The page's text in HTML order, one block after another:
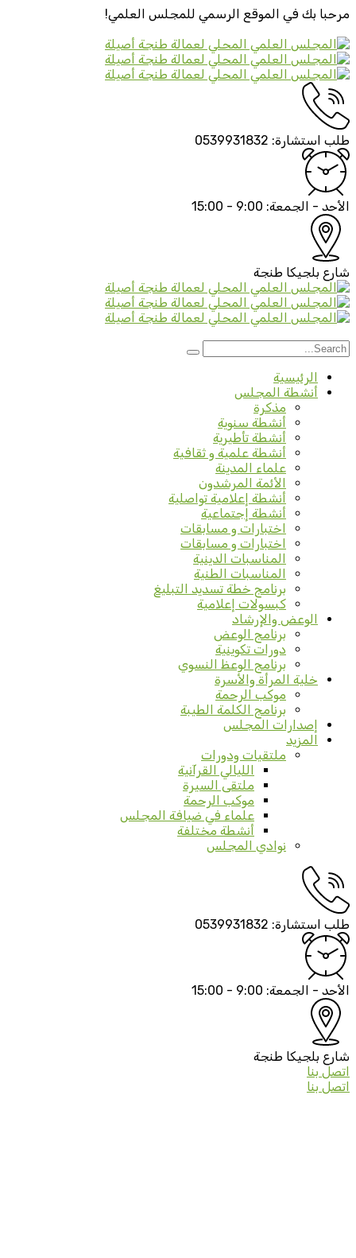
مرحبا بك في الموقع الرسمي للمجلس العلمي!
طلب استشارة: 0539931832
الأحد - الجمعة: 9:00 - 15:00
شارع بلجيكا طنجة
الرئيسية
أنشطة المجلس
مذكرة
أنشطة سنوية
أنشطة تأطيرية
أنشطة علمية و ثقافية
علماء المدينة
الأئمة المرشدون
أنشطة إعلامية تواصلية
أنشطة إجتماعية
اختبارات و مسابقات
اختبارات و مسابقات
المناسبات الدينية
المناسبات الطنية
برنامج خطة تسديد التبليغ
كبسولات إعلامية
الوعض والإرشاد
برنامج الوعض
دورات تكوينية
برنامج الوعظ النسوي
خلية المرأة والأسرة
موكب الرحمة
برنامج الكلمة الطيبة
إصدارات المجلس
المزيد
ملتقيات ودورات
الليالي القرآنية
ملتقى السيرة
موكب الرحمة
علماء في ضيافة المجلس
أنشطة مختلفة
نوادي المجلس
طلب استشارة: 0539931832
الأحد - الجمعة: 9:00 - 15:00
شارع بلجيكا طنجة
اتصل بنا
اتصل بنا